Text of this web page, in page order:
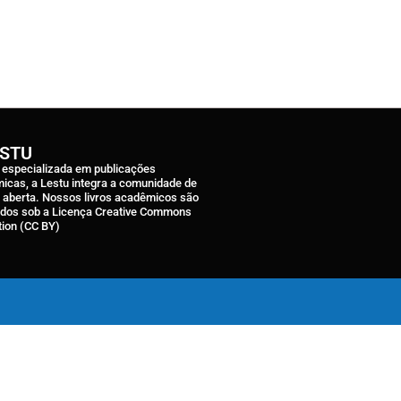
especializada em publicações
a Lestu integra a comunidade de
Nossos livros acadêmicos são
sob a Licença Creative Commons
(CC BY)